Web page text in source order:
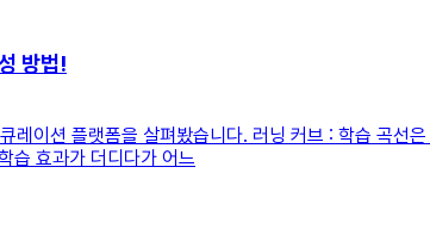
방법!
레이션 플랫폼을 살펴봤습니다. 러닝 커브 : 학습 곡선
습 효과가 더디다가 어느